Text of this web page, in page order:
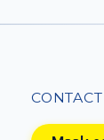
CONTACT